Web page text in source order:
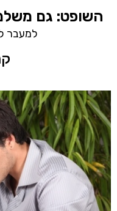
השופט: גם
למעבר